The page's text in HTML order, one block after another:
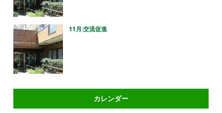
11月:交流促進
カレンダー